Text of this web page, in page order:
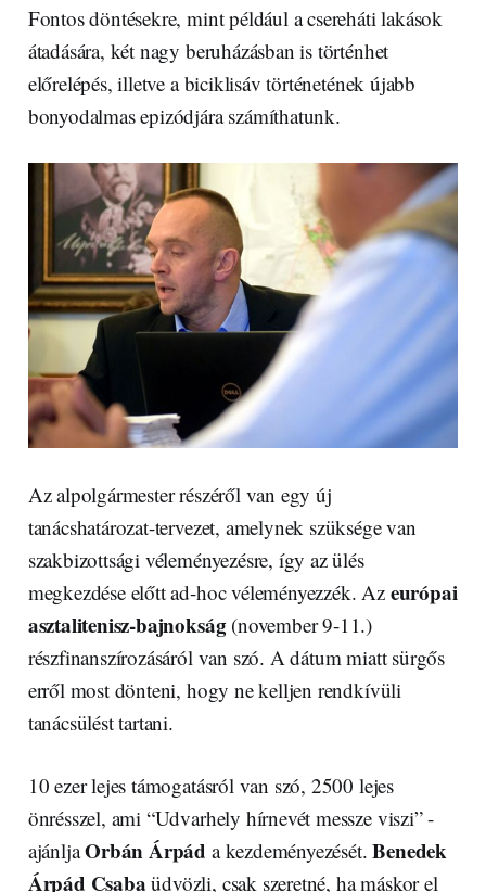
Fontos döntésekre, mint például a csereháti lakások
átadására, két nagy beruházásban is történhet
előrelépés, illetve a biciklisáv történetének újabb
bonyodalmas epizódjára számíthatunk.
Az alpolgármester részéről van egy új
tanácshatározat-tervezet, amelynek szüksége van
szakbizottsági véleményezésre, így az ülés
megkezdése előtt ad-hoc véleményezzék. Az európai
asztalitenisz-bajnokság(november 9-11.)
részfinanszírozásáról van szó. A dátum miatt sürgős
erről most dönteni, hogy ne kelljen rendkívüli
tanácsülést tartani.
10 ezer lejes támogatásról van szó, 2500 lejes
önrésszel, ami “Udvarhely hírnevét messze viszi” -
ajánljaOrbán Árpád a kezdeményezését.Benedek
Árpád Csaba üdvözli, csak szeretné, ha máskor el